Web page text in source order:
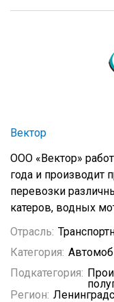
Вектор
ООО «Вектор»
года и
перевозки
катеров, водных
Отрасль:
Категория:
Подкатегория:
Регион: